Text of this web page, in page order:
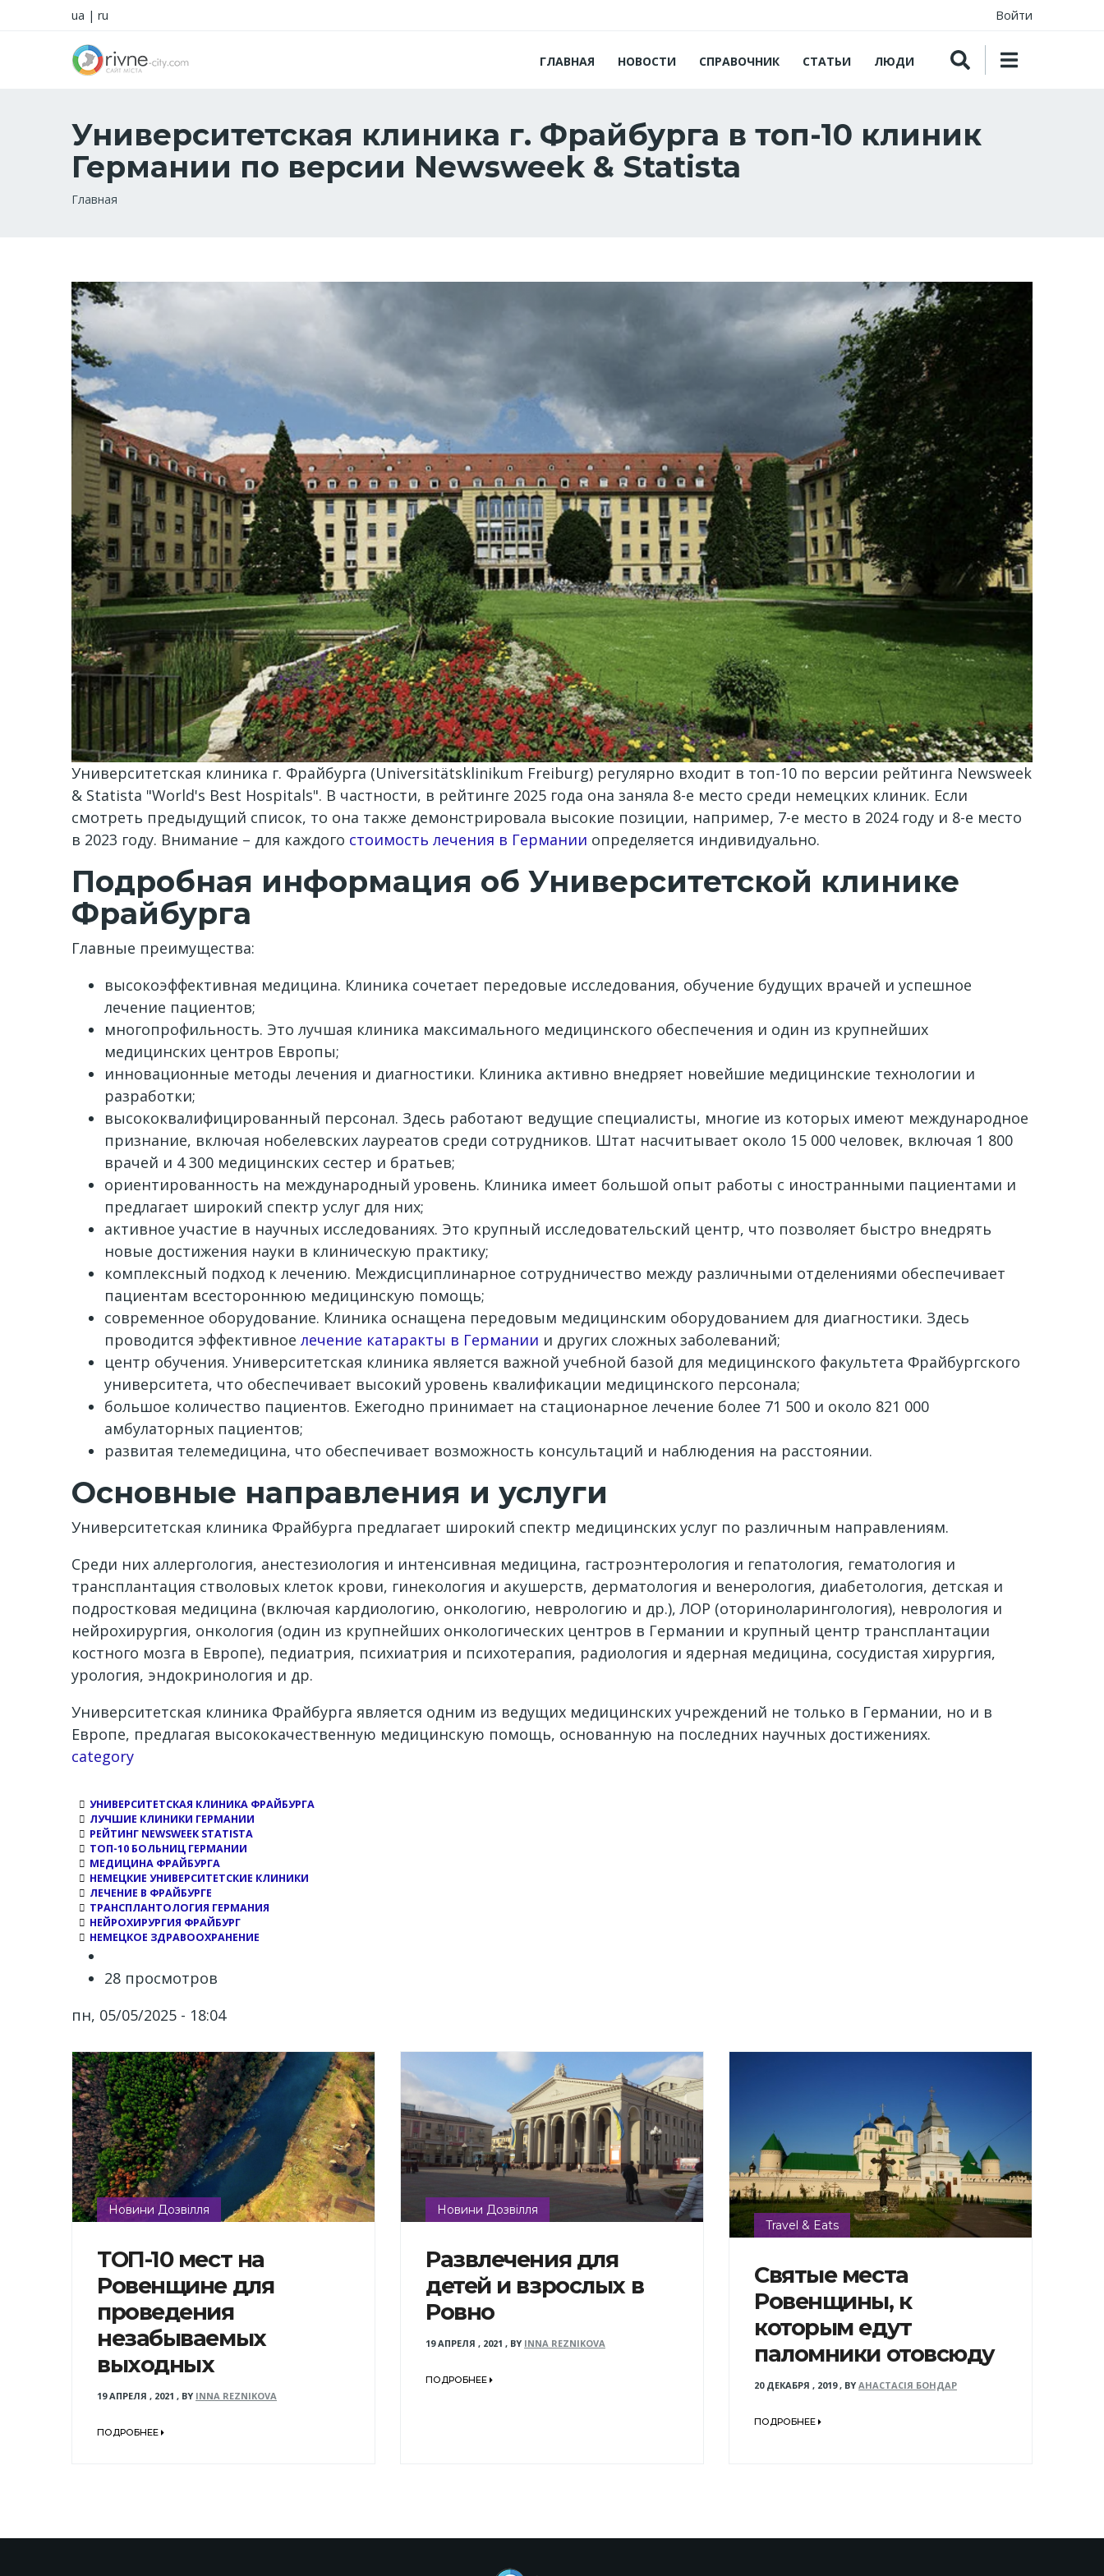
ua | ru Войти
ГЛАВНАЯ НОВОСТИ СПРАВОЧНИК СТАТЬИ ЛЮДИ
Университетская клиника г. Фрайбурга в топ-10 клиник
Германии по версии Newsweek & Statista
Строка
Главная
Университетская клиника г. Фрайбурга (Universitätsklinikum Freiburg) регулярно входит в топ-10 по версии рейтинга Newsweek
& Statista "World's Best Hospitals". В частности, в рейтинге 2025 года она заняла 8-е место среди немецких клиник. Если
смотреть предыдущий список, то она также демонстрировала высокие позиции, например, 7-е место в 2024 году и 8-е место
в 2023 году. Внимание – для каждого стоимость лечения в Германии определяется индивидуально.
Подробная информация об Университетской клинике
Фрайбурга
Главные преимущества:
высокоэффективная медицина. Клиника сочетает передовые исследования, обучение будущих врачей и успешное
лечение пациентов;
многопрофильность. Это лучшая клиника максимального медицинского обеспечения и один из крупнейших
медицинских центров Европы;
инновационные методы лечения и диагностики. Клиника активно внедряет новейшие медицинские технологии и
разработки;
высококвалифицированный персонал. Здесь работают ведущие специалисты, многие из которых имеют международное
признание, включая нобелевских лауреатов среди сотрудников. Штат насчитывает около 15 000 человек, включая 1 800
врачей и 4 300 медицинских сестер и братьев;
ориентированность на международный уровень. Клиника имеет большой опыт работы с иностранными пациентами и
предлагает широкий спектр услуг для них;
активное участие в научных исследованиях. Это крупный исследовательский центр, что позволяет быстро внедрять
новые достижения науки в клиническую практику;
комплексный подход к лечению. Междисциплинарное сотрудничество между различными отделениями обеспечивает
пациентам всестороннюю медицинскую помощь;
современное оборудование. Клиника оснащена передовым медицинским оборудованием для диагностики. Здесь
проводится эффективное лечение катаракты в Германии и других сложных заболеваний;
центр обучения. Университетская клиника является важной учебной базой для медицинского факультета Фрайбургского
университета, что обеспечивает высокий уровень квалификации медицинского персонала;
большое количество пациентов. Ежегодно принимает на стационарное лечение более 71 500 и около 821 000
амбулаторных пациентов;
развитая телемедицина, что обеспечивает возможность консультаций и наблюдения на расстоянии.
Основные направления и услуги
Университетская клиника Фрайбурга предлагает широкий спектр медицинских услуг по различным направлениям.
Среди них аллергология, анестезиология и интенсивная медицина, гастроэнтерология и гепатология, гематология и
трансплантация стволовых клеток крови, гинекология и акушерств, дерматология и венерология, диабетология, детская и
подростковая медицина (включая кардиологию, онкологию, неврологию и др.), ЛОР (оториноларингология), неврология и
нейрохирургия, онкология (один из крупнейших онкологических центров в Германии и крупный центр трансплантации
костного мозга в Европе), педиатрия, психиатрия и психотерапия, радиология и ядерная медицина, сосудистая хирургия,
урология, эндокринология и др.
Университетская клиника Фрайбурга является одним из ведущих медицинских учреждений не только в Германии, но и в
Европе, предлагая высококачественную медицинскую помощь, основанную на последних научных достижениях.
Channel
category
УНИВЕРСИТЕТСКАЯ КЛИНИКА ФРАЙБУРГА
ЛУЧШИЕ КЛИНИКИ ГЕРМАНИИ
РЕЙТИНГ NEWSWEEK STATISTA
ТОП-10 БОЛЬНИЦ ГЕРМАНИИ
МЕДИЦИНА ФРАЙБУРГА
НЕМЕЦКИЕ УНИВЕРСИТЕТСКИЕ КЛИНИКИ
ЛЕЧЕНИЕ В ФРАЙБУРГЕ
ТРАНСПЛАНТОЛОГИЯ ГЕРМАНИЯ
НЕЙРОХИРУРГИЯ ФРАЙБУРГ
НЕМЕЦКОЕ ЗДРАВООХРАНЕНИЕ
28 просмотров
пн, 05/05/2025 - 18:04
Новини Дозвілля
ТОП-10 мест на
Ровенщине для
проведения
незабываемых
выходных
19 АПРЕЛЯ , 2021 , BY INNA REZNIKOVA
ПОДРОБНЕЕ
Новини Дозвілля
Развлечения для
детей и взрослых в
Ровно
19 АПРЕЛЯ , 2021 , BY INNA REZNIKOVA
ПОДРОБНЕЕ
Travel & Eats
Святые места
Ровенщины, к
которым едут
паломники отовсюду
20 ДЕКАБРЯ , 2019, BY АНАСТАСІЯ БОНДАР
ПОДРОБНЕЕ